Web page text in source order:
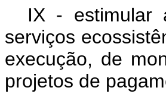
IX - estimular
serviços
execução, de
projetos de